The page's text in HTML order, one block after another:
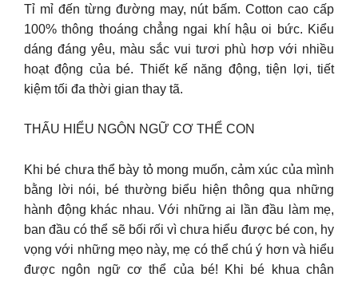
Tỉ mỉ đến từng đường may, nút bấm. Cotton cao cấp
100% thông thoáng chẳng ngai khí hậu oi bức. Kiểu
dáng đáng yêu, màu sắc vui tươi phù hơp với nhiều
hoạt động của bé. Thiết kế năng động, tiện lợi, tiết
kiệm tối đa thời gian thay tã.
THẤU HIỂU NGÔN NGỮ CƠ THỂ CON
Khi bé chưa thể bày tỏ mong muốn, cảm xúc của mình
bằng lời nói, bé thường biểu hiện thông qua những
hành động khác nhau. Với những ai lần đầu làm mẹ,
ban đầu có thể sẽ bối rối vì chưa hiểu được bé con, hy
vọng với những mẹo này, mẹ có thể chú ý hơn và hiểu
được ngôn ngữ cơ thể của bé! Khi bé khua chân